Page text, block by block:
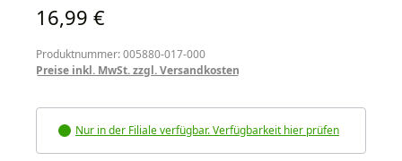
Regulärer Preis:
16,99 €
Produktnummer: 005880-017-000
Preise inkl. MwSt. zzgl. Versandkosten
Nur in der Filiale verfügbar. Verfügbarkeit hier prüfen